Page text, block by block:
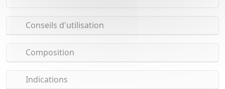
Conseils d'utilisation
Composition
Indications